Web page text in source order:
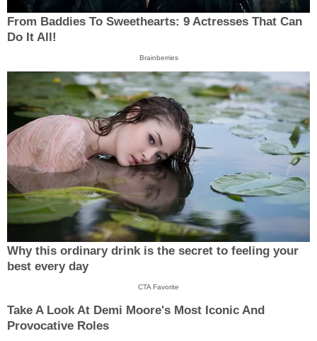
From Baddies To Sweethearts: 9 Actresses That Can
Do It All!
Brainberries
Why this ordinary drink is the secret to feeling your
best every day
CTA Favorite
Take A Look At Demi Moore's Most Iconic And
Provocative Roles